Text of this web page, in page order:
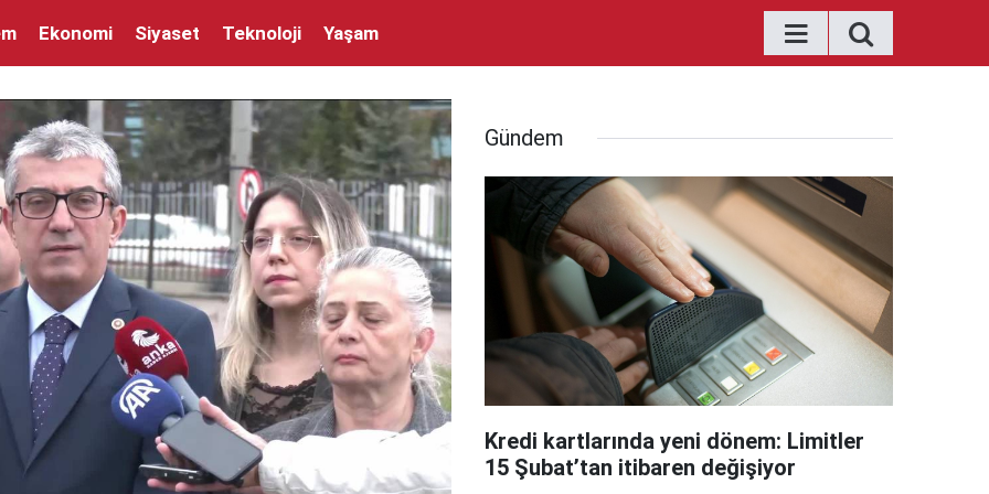
Ekonomi Siyaset Teknoloji Yaşam
Gündem
Kredi kartlarında yeni dönem: Limitler
15 Şubat’tan itibaren değişiyor